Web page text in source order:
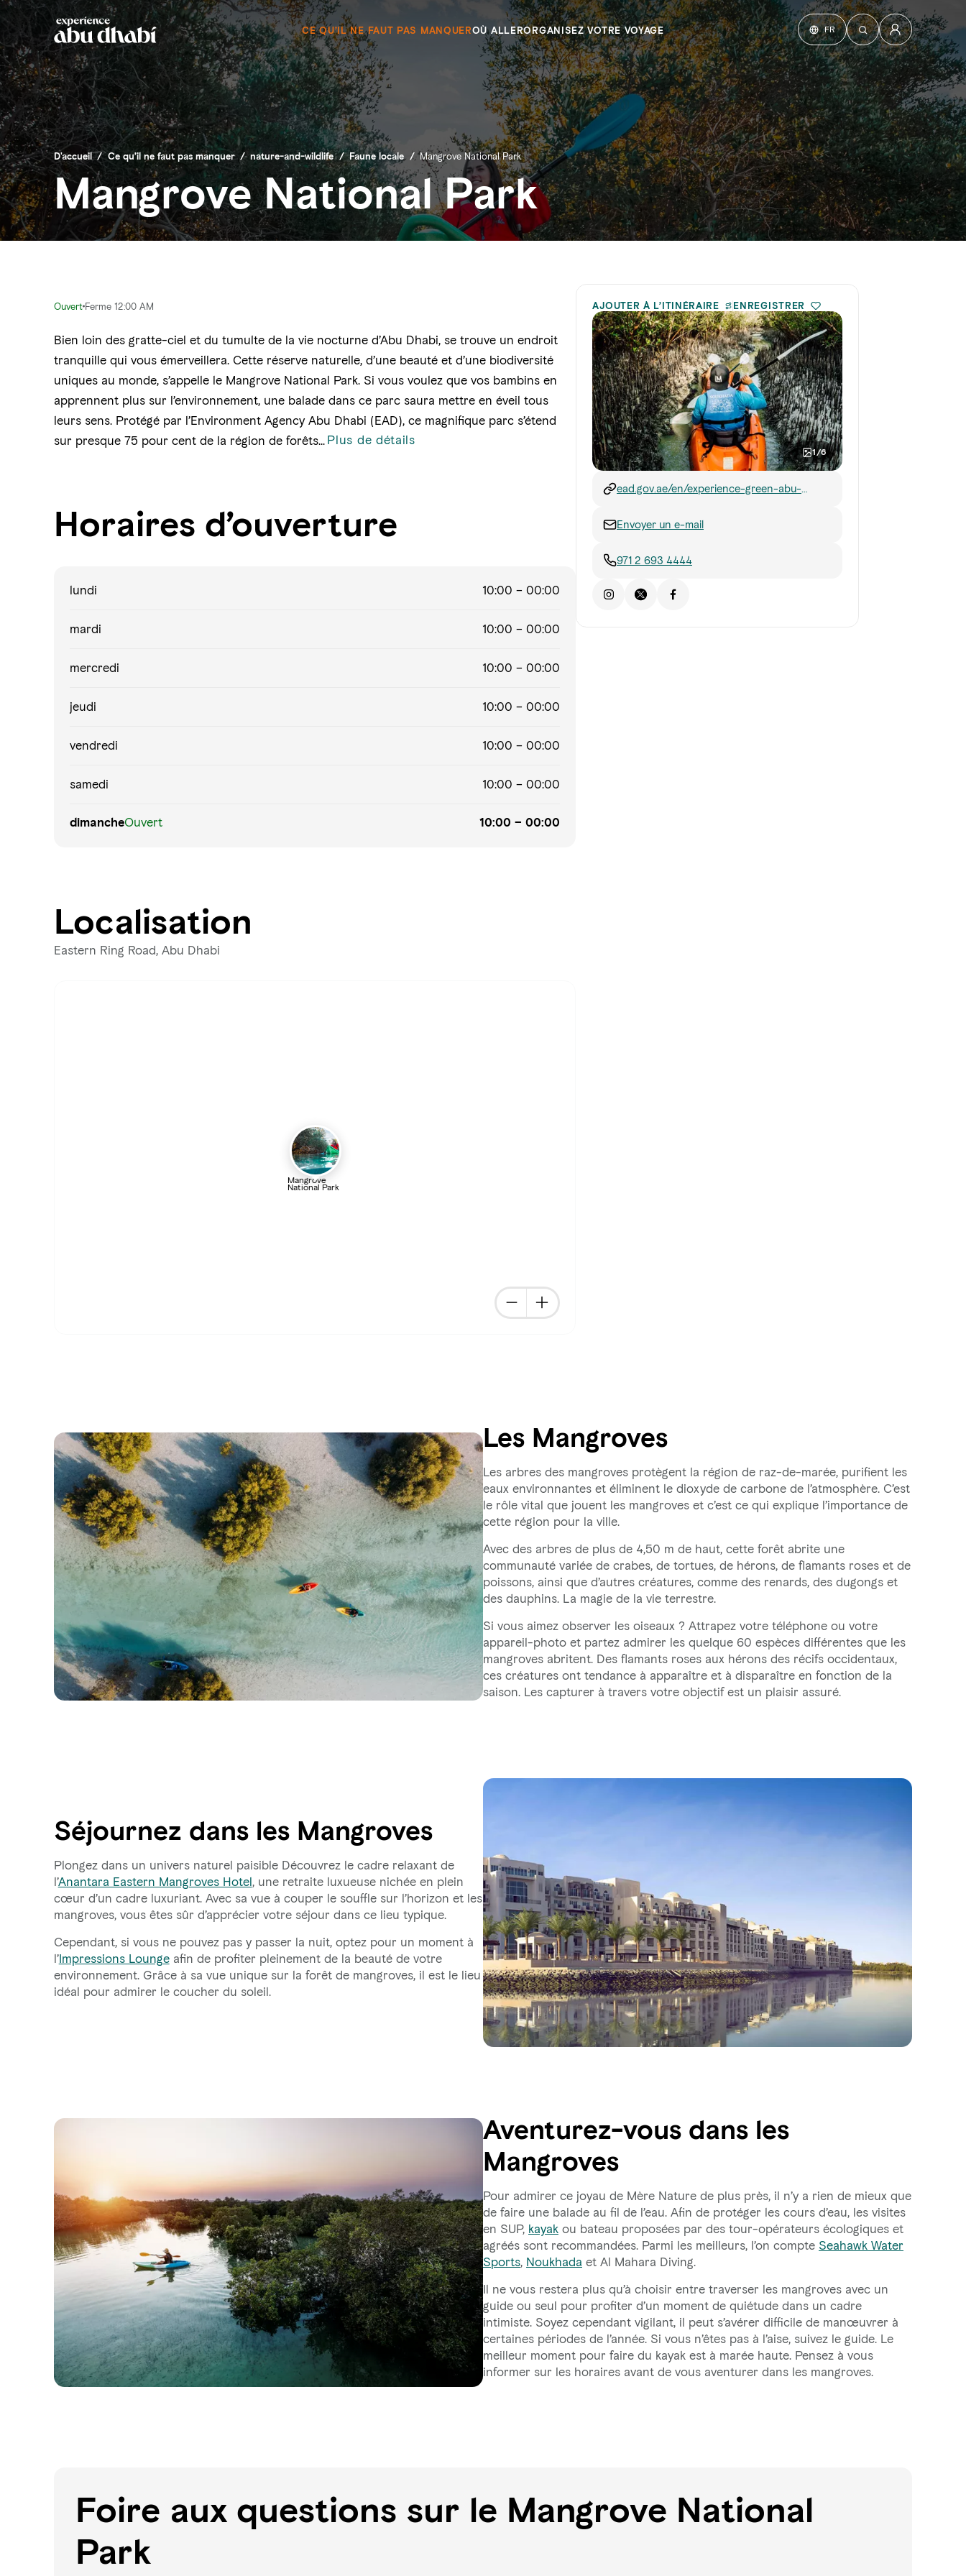
CE QU’IL NE FAUT PAS MANQUEROÙ ALLERORGANISEZ VOTRE VOYAGE FR
D'accueil / Ce qu’il ne faut pas manquer / nature-and-wildlife / Faune locale / Mangrove National Park
Mangrove National Park
OuvertFerme 12:00 AM
Bien loin des gratte-ciel et du tumulte de la vie nocturne d’Abu Dhabi, se trouve un endroit
tranquille qui vous émerveillera. Cette réserve naturelle, d’une beauté et d’une biodiversité
uniques au monde, s’appelle le Mangrove National Park. Si vous voulez que vos bambins en
apprennent plus sur l’environnement, une balade dans ce parc saura mettre en éveil tous
leurs sens. Protégé par l’Environment Agency Abu Dhabi (EAD), ce magnifique parc s’étend
sur presque 75 pour cent de la région de forêts... Plus de détails
Horaires d’ouverture
lundi 10:00 – 00:00
mardi 10:00 – 00:00
mercredi 10:00 – 00:00
jeudi 10:00 – 00:00
vendredi 10:00 – 00:00
samedi 10:00 – 00:00
dimancheOuvert 10:00 – 00:00
Localisation
Eastern Ring Road, Abu Dhabi
Mangrove
National Park
AJOUTER À L’ITINÉRAIRE ENREGISTRER
1/6
ead.gov.ae/en/experience-green-abu-
park
Envoyer un e-mail
971 2 693 4444
Les Mangroves
Les arbres des mangroves protègent la région de raz-de-marée, purifient les
eaux environnantes et éliminent le dioxyde de carbone de l’atmosphère. C’est
le rôle vital que jouent les mangroves et c’est ce qui explique l’importance de
cette région pour la ville.
Avec des arbres de plus de 4,50 m de haut, cette forêt abrite une
communauté variée de crabes, de tortues, de hérons, de flamants roses et de
poissons, ainsi que d’autres créatures, comme des renards, des dugongs et
des dauphins. La magie de la vie terrestre.
Si vous aimez observer les oiseaux ? Attrapez votre téléphone ou votre
appareil-photo et partez admirer les quelque 60 espèces différentes que les
mangroves abritent. Des flamants roses aux hérons des récifs occidentaux,
ces créatures ont tendance à apparaître et à disparaître en fonction de la
saison. Les capturer à travers votre objectif est un plaisir assuré.
Séjournez dans les Mangroves
Plongez dans un univers naturel paisible Découvrez le cadre relaxant de
l’Anantara Eastern Mangroves Hotel, une retraite luxueuse nichée en plein
cœur d’un cadre luxuriant. Avec sa vue à couper le souffle sur l’horizon et les
mangroves, vous êtes sûr d’apprécier votre séjour dans ce lieu typique.
Cependant, si vous ne pouvez pas y passer la nuit, optez pour un moment à
l’Impressions Loungeafin de profiter pleinement de la beauté de votre
environnement. Grâce à sa vue unique sur la forêt de mangroves, il est le lieu
idéal pour admirer le coucher du soleil.
Aventurez-vous dans les
Mangroves
Pour admirer ce joyau de Mère Nature de plus près, il n’y a rien de mieux que
de faire une balade au fil de l’eau. Afin de protéger les cours d’eau, les visites
en SUP, kayak ou bateau proposées par des tour-opérateurs écologiques et
agréés sont recommandées. Parmi les meilleurs, l’on compte Seahawk Water
Sports, Noukhada et Al Mahara Diving.
Il ne vous restera plus qu’à choisir entre traverser les mangroves avec un
guide ou seul pour profiter d’un moment de quiétude dans un cadre
intimiste. Soyez cependant vigilant, il peut s’avérer difficile de manœuvrer à
certaines périodes de l’année. Si vous n’êtes pas à l’aise, suivez le guide. Le
meilleur moment pour faire du kayak est à marée haute. Pensez à vous
informer sur les horaires avant de vous aventurer dans les mangroves.
Foire aux questions sur le Mangrove National
Park